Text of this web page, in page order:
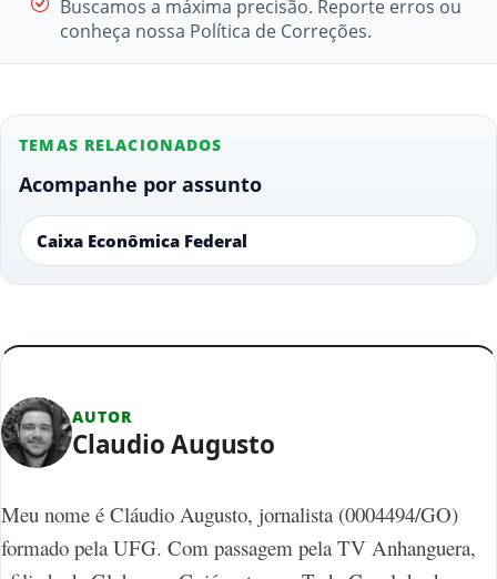
Buscamos a máxima precisão. Reporte erros ou
conheça nossa Política de Correções.
TEMAS RELACIONADOS
Acompanhe por assunto
Caixa Econômica Federal
AUTOR
Claudio Augusto
Meu nome é Cláudio Augusto, jornalista (0004494/GO)
formado pela UFG. Com passagem pela TV Anhanguera,